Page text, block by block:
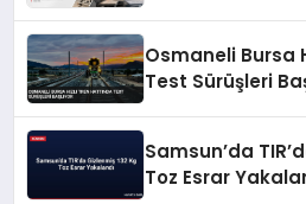
Osmaneli Bursa
Test Sürüşleri
Samsun’da
Toz Esrar